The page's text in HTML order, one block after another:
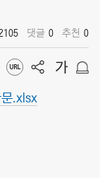
댓글 0 추천 0
.xlsx